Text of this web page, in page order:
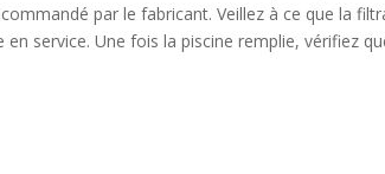
par le fabricant. Veillez à ce que la
service. Une fois la piscine remplie, vérifiez